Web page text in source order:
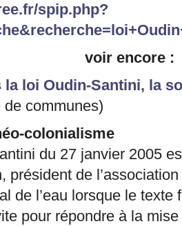
spip.php?
voir encore :
la loi Oudin-Santini, la
de communes)
colonialisme
du 27 janvier 2005
président de
de l’eau lorsque le texte
pour répondre à la